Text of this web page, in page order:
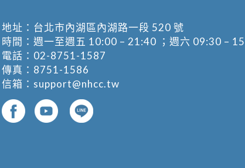
地址： 台北市內湖區內湖路一段 520 號
時間：週一至週五 10:00 – 21:40 ；週六 09:30 –
電話： 02-8751-1587
傳真：8751-1586
信箱： support@nhcc.tw